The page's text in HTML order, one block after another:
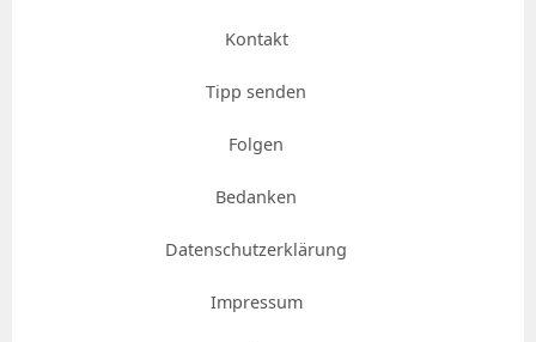
Kontakt
Tipp senden
Folgen
Bedanken
Datenschutzerklärung
Impressum